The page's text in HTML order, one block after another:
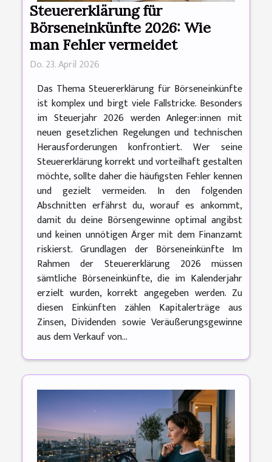
Steuererklärung für
Börseneinkünfte 2026: Wie
man Fehler vermeidet
Do. 23. April 2026
Das Thema Steuererklärung für Börseneinkünfte
ist komplex und birgt viele Fallstricke. Besonders
im Steuerjahr 2026 werden Anleger:innen mit
neuen gesetzlichen Regelungen und technischen
Herausforderungen konfrontiert. Wer seine
Steuererklärung korrekt und vorteilhaft gestalten
möchte, sollte daher die häufigsten Fehler kennen
und gezielt vermeiden. In den folgenden
Abschnitten erfährst du, worauf es ankommt,
damit du deine Börsengewinne optimal angibst
und keinen unnötigen Ärger mit dem Finanzamt
riskierst. Grundlagen der Börseneinkünfte Im
Rahmen der Steuererklärung 2026 müssen
sämtliche Börseneinkünfte, die im Kalenderjahr
erzielt wurden, korrekt angegeben werden. Zu
diesen Einkünften zählen Kapitalerträge aus
Zinsen, Dividenden sowie Veräußerungsgewinne
aus dem Verkauf von...